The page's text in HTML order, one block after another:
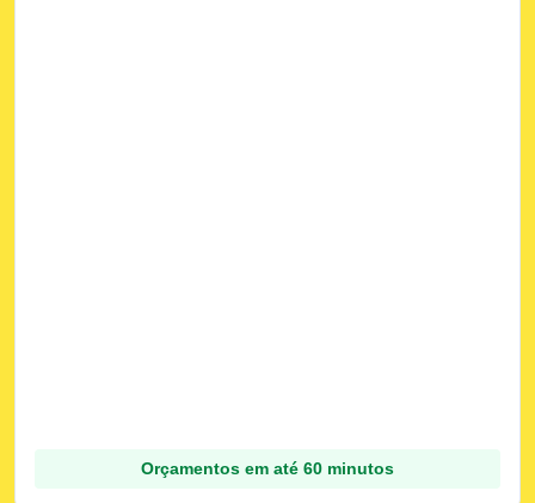
Orçamentos em até 60 minutos